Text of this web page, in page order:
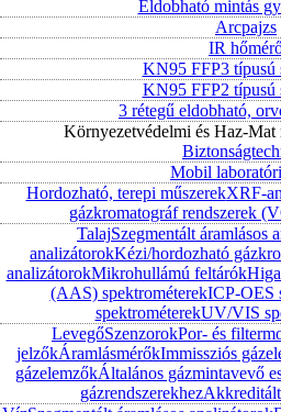
Eldobható mintás
Arcpajzs
IR
KN95 FFP3 típusú
KN95 FFP2 típusú
3 rétegű eldobható,
Környezetvédelmi és Haz-Mat
Mobil
Hordozható, terepi műszerekXRF-
gázkromatográf rendszerek
TalajSzegmentált áramlásos
analizátorokKézi/hordozható
analizátorokMikrohullámú feltárók
(AAS) spektrométerekICP-OES
spektrométerekUV/VIS
LevegőSzenzorokPor- és
jelzőkÁramlásmérőkImmissziós
gázelemzőkÁltalános gázmintavevő
gázrendszerekhez